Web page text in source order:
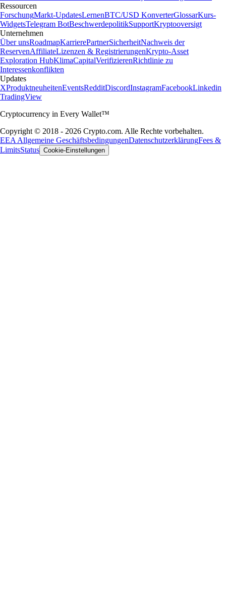
Ressourcen
ForschungMarkt-UpdatesLernenBTC/USD KonverterGlossarKurs-
WidgetsTelegram BotBeschwerdepolitikSupportKryptooversigt
Unternehmen
Über unsRoadmapKarrierePartnerSicherheitNachweis der
ReservenAffiliateLizenzen & RegistrierungenKrypto-Asset
Exploration HubKlimaCapitalVerifizierenRichtlinie zu
Interessenkonflikten
Updates
XProduktneuheitenEventsRedditDiscordInstagramFacebookLinkedin
TradingView
Cryptocurrency in Every Wallet™
Copyright © 2018 - 2026 Crypto.com. Alle Rechte vorbehalten.
EEA Allgemeine GeschäftsbedingungenDatenschutzerklärungFees &
LimitsStatus Cookie-Einstellungen